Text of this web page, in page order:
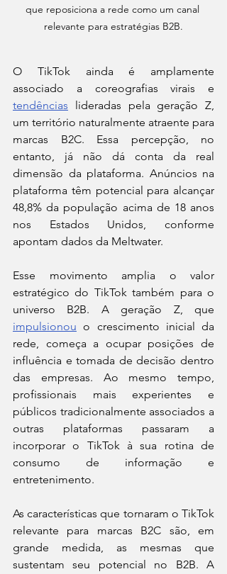
que reposiciona a rede como um canal
relevante para estratégias B2B.
O TikTok ainda é amplamente
tendências lideradas pela geração Z,
um território naturalmente atraente para
marcas B2C. Essa percepção, no
entanto, já não dá conta da real
dimensão da plataforma. Anúncios na
plataforma têm potencial para alcançar
48,8% da população acima de 18 anos
nos Estados Unidos, conforme
apontam dados da Meltwater.
Esse movimento amplia o valor
estratégico do TikTok também para o
impulsionou o crescimento inicial da
rede, começa a ocupar posições de
influência e tomada de decisão dentro
das empresas. Ao mesmo tempo,
profissionais mais experientes e
públicos tradicionalmente associados a
outras plataformas passaram a
incorporar o TikTok à sua rotina de
consumo de informação e
entretenimento.
As características que tornaram o TikTok
relevante para marcas B2C são, em
grande medida, as mesmas que
sustentam seu potencial no B2B. A